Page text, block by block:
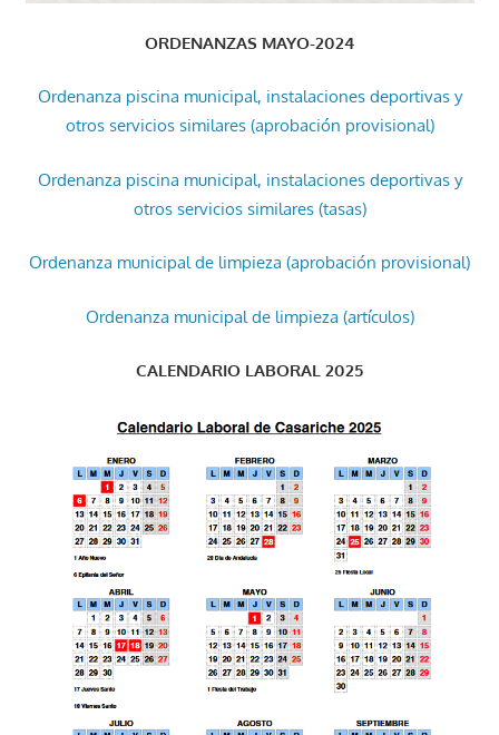
ORDENANZAS MAYO-2024
Ordenanza piscina municipal, instalaciones deportivas y
otros servicios similares (aprobación provisional)
Ordenanza piscina municipal, instalaciones deportivas y
otros servicios similares (tasas)
Ordenanza municipal de limpieza (aprobación provisional)
Ordenanza municipal de limpieza (artículos)
CALENDARIO LABORAL 2025